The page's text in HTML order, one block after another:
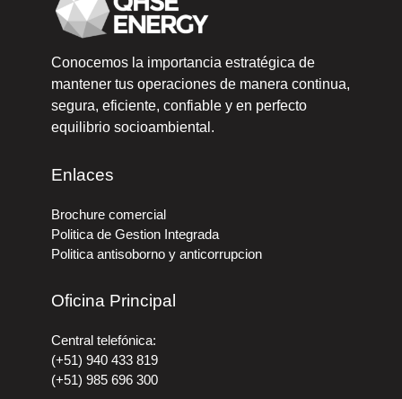
Conocemos la importancia estratégica de
mantener tus operaciones de manera continua,
segura, eficiente, confiable y en perfecto
equilibrio socioambiental.
Enlaces
Brochure comercial
Politica de Gestion Integrada
Politica antisoborno y anticorrupcion
Oficina Principal
Central telefónica:
(+51) 940 433 819
(+51) 985 696 300